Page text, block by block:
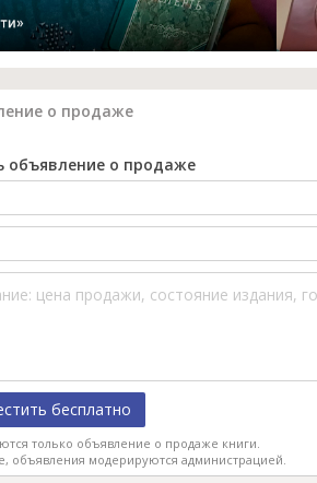
о продаже
объявление о продаже
бесплатно
только объявление о продаже книги.
объявления модерируются администрацией.